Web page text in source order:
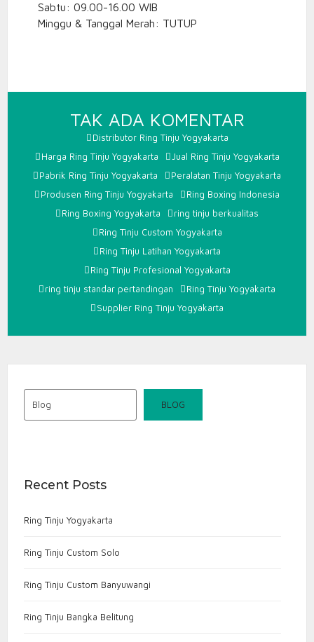
Sabtu: 09.00-16.00 WIB
Minggu & Tanggal Merah: TUTUP
TAK ADA KOMENTAR
TINJU
Distributor Ring Tinju Yogyakarta
Harga Ring Tinju Yogyakarta
Jual Ring Tinju Yogyakarta
Pabrik Ring Tinju Yogyakarta
Peralatan Tinju Yogyakarta
Produsen Ring Tinju Yogyakarta
Ring Boxing Indonesia
Ring Boxing Yogyakarta
ring tinju berkualitas
Ring Tinju Custom Yogyakarta
Ring Tinju Latihan Yogyakarta
Ring Tinju Profesional Yogyakarta
ring tinju standar pertandingan
Ring Tinju Yogyakarta
Supplier Ring Tinju Yogyakarta
BLOG
Recent Posts
Ring Tinju Yogyakarta
Ring Tinju Custom Solo
Ring Tinju Custom Banyuwangi
Ring Tinju Bangka Belitung